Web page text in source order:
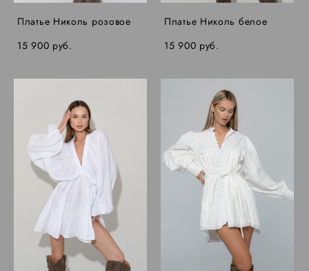
Платье Николь розовое
15 900 pуб.
Платье Николь белое
15 900 pуб.